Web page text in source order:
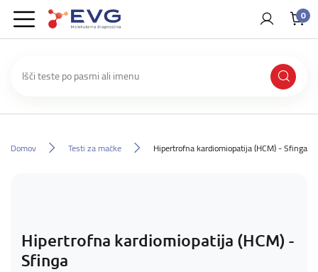
0
Domov Testi za mačke Hipertrofna kardiomiopatija (HCM) - Sfinga
Hipertrofna kardiomiopatija (HCM) -
Sfinga